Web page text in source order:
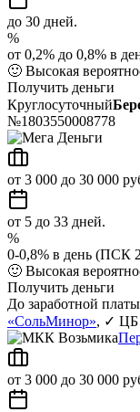
до 30 дней.
%
от 0,2% до 0,8% в
🙂 Высокая
Получить деньги
Круглосуточный
№1803550008778
от 3 000 до 30 000
от 5 до 33 дней.
%
0-0,8% в день (ПСК
🙂 Высокая
Получить деньги
До заработной платы
«СольМинор», ✓ ЦБ
от 3 000 до 30 000